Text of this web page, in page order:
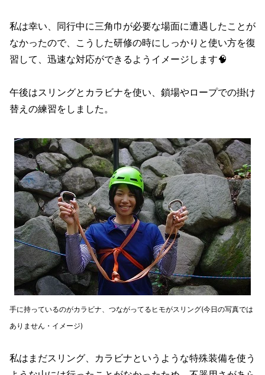
私は幸い、同行中に三角巾が必要な場面に遭遇したことが
なかったので、こうした研修の時にしっかりと使い方を復
習して、迅速な対応ができるようイメージします🧠
午後はスリングとカラビナを使い、鎖場やロープでの掛け
替えの練習をしました。
手に持っているのがカラビナ、つながってるヒモがスリング(今日の写真では
ありません・イメージ)
私はまだスリング、カラビナというような特殊装備を使う